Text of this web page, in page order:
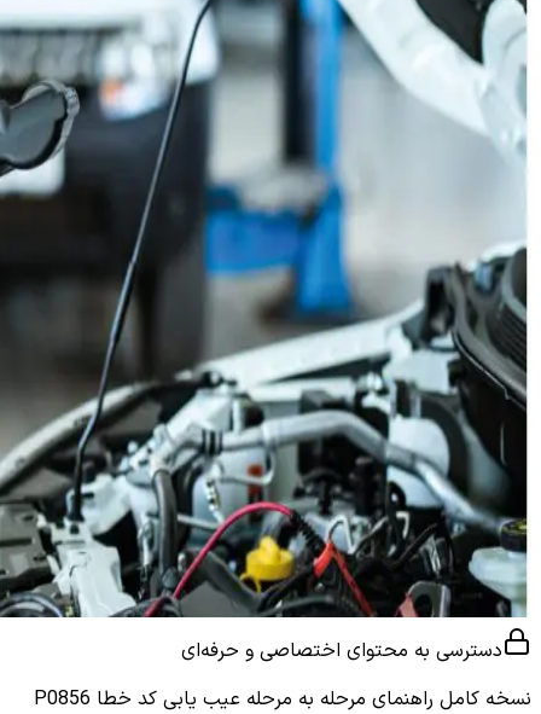
دسترسی به محتوای اختصاصی و حرفه‌ای
نسخه کامل راهنمای مرحله به مرحله عیب یابی کد خطا P0856